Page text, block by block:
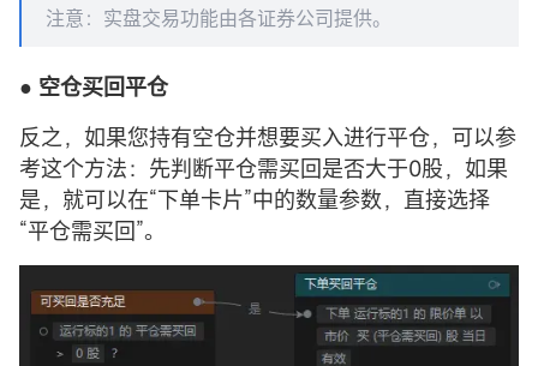
注意：实盘交易功能由各证券公司提供。
● 空仓买回平仓
反之，如果您持有空仓并想要买入进行平仓，可以参
考这个方法：先判断平仓需买回是否大于0股，如果
是，就可以在“下单卡片”中的数量参数，直接选择
“平仓需买回”。